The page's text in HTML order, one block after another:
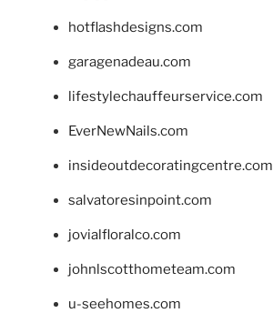
hotflashdesigns.com
garagenadeau.com
lifestylechauffeurservice.com
EverNewNails.com
insideoutdecoratingcentre.com
salvatoresinpoint.com
jovialfloralco.com
johnlscotthometeam.com
u-seehomes.com